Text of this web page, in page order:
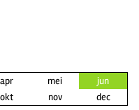
apr mei
jun
okt nov dec